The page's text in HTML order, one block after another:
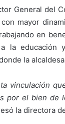
General del
mayor
en
la educación
la
vinculación
por el bien de
la directora